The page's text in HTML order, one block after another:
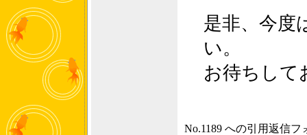
是非、今度
い。
お待ちして
No.1189 への引用返信フ